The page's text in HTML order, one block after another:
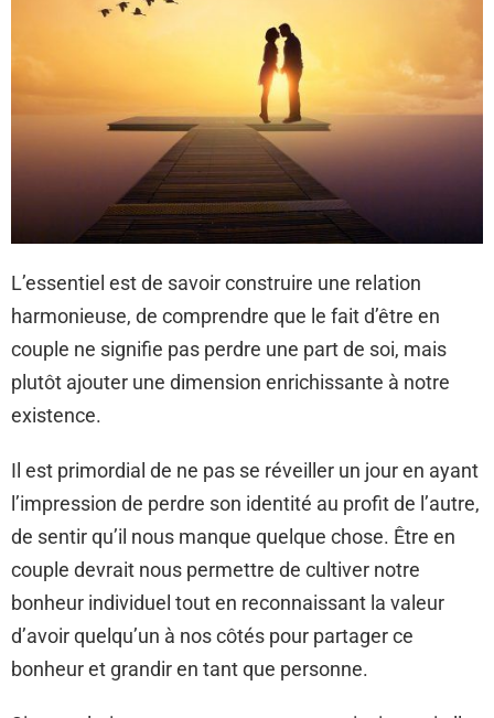
L’essentiel est de savoir construire une relation
harmonieuse, de comprendre que le fait d’être en
couple ne signifie pas perdre une part de soi, mais
plutôt ajouter une dimension enrichissante à notre
existence.
Il est primordial de ne pas se réveiller un jour en ayant
l’impression de perdre son identité au profit de l’autre,
de sentir qu’il nous manque quelque chose. Être en
couple devrait nous permettre de cultiver notre
bonheur individuel tout en reconnaissant la valeur
d’avoir quelqu’un à nos côtés pour partager ce
bonheur et grandir en tant que personne.